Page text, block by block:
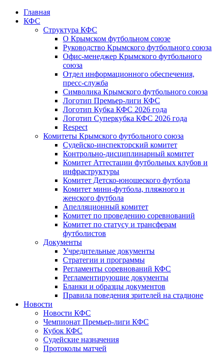
Главная
КФС
Структура КФС
О Крымском футбольном союзе
Руководство Крымского футбольного союза
Офис-менеджер Крымского футбольного
союза
Отдел информационного обеспечения,
пресс-служба
Символика Крымского футбольного союза
Логотип Премьер-лиги КФС
Логотип Кубка КФС 2026 года
Логотип Суперкубка КФС 2026 года
Respect
Комитеты Крымского футбольного союза
Судейско-инспекторский комитет
Контрольно-дисциплинарный комитет
Комитет Аттестации футбольных клубов и
инфраструктуры
Комитет Детско-юношеского футбола
Комитет мини-футбола, пляжного и
женского футбола
Апелляционный комитет
Комитет по проведению соревнований
Комитет по статусу и трансферам
футболистов
Документы
Учредительные документы
Стратегии и программы
Регламенты соревнований КФС
Регламентирующие документы
Бланки и образцы документов
Правила поведения зрителей на стадионе
Новости
Новости КФС
Чемпионат Премьер-лиги КФС
Кубок КФС
Судейские назначения
Протоколы матчей